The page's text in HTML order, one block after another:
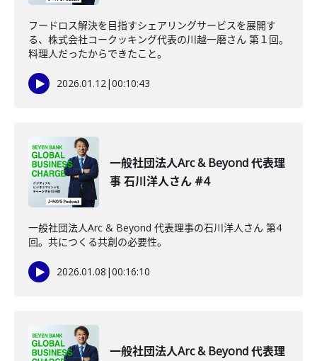
フードロス解決を目指すシェアリングサービスを展開す
る、株式会社コークッキング代表の川越一磨さん 第１回。
料理人だったからできたこと。
2026.01.12|00:10:43
一般社団法人Arc & Beyond 代表理
事 石川洋人さん #4
一般社団法人Arc & Beyond 代表理事の石川洋人さん 第4
回。共につくる共創の必要性。
2026.01.08 |00:16:10
一般社団法人Arc & Beyond 代表理